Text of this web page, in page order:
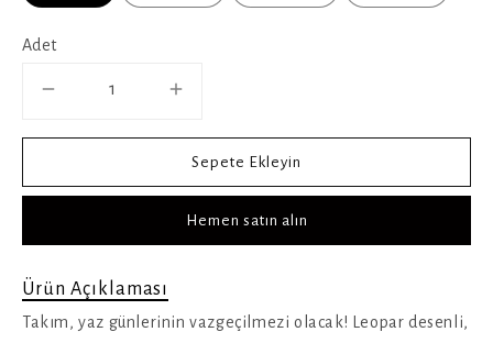
Adet
Sepete Ekleyin
Hemen satın alın
Ürün Açıklaması
Takım, yaz günlerinin vazgeçilmezi olacak! Leopar desenli,